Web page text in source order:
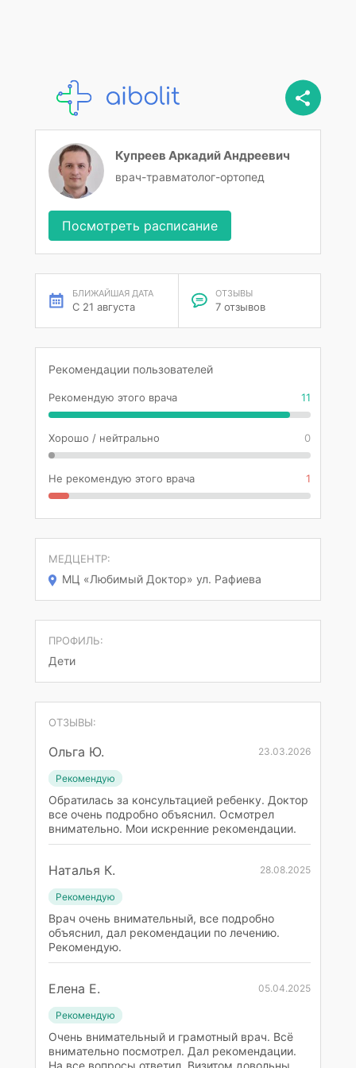
Купреев Аркадий Андреевич
врач-травматолог-ортопед
Посмотреть расписание
БЛИЖАЙШАЯ ДАТА
С 21 августа
ОТЗЫВЫ
7 отзывов
Рекомендации пользователей
Рекомендую этого врача 11
Хорошо / нейтрально 0
Не рекомендую этого врача 1
МЕДЦЕНТР:
МЦ «Любимый Доктор» ул. Рафиева
ПРОФИЛЬ:
Дети
ОТЗЫВЫ:
Ольга Ю. 23.03.2026
Рекомендую
Обратилась за консультацией ребенку. Доктор
все очень подробно объяснил. Осмотрел
внимательно. Мои искренние рекомендации.
Наталья К. 28.08.2025
Рекомендую
Врач очень внимательный, все подробно
объяснил, дал рекомендации по лечению.
Рекомендую.
Елена Е. 05.04.2025
Рекомендую
Очень внимательный и грамотный врач. Всё
внимательно посмотрел. Дал рекомендации.
На все вопросы ответил. Визитом довольны.